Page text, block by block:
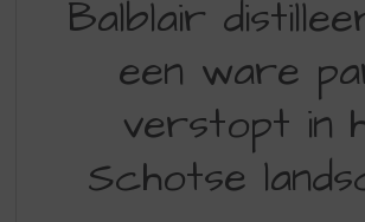
DISTILLEERDERIJ
PAREL
VERSTOPT
Balblair
een ware
verstopt in
Schotse